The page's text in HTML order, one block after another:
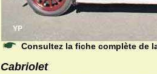
Consultez la fiche complète de
Cabriolet